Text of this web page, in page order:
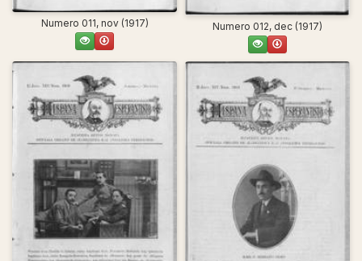
Numero 011, nov (1917) Numero 012, dec (1917)